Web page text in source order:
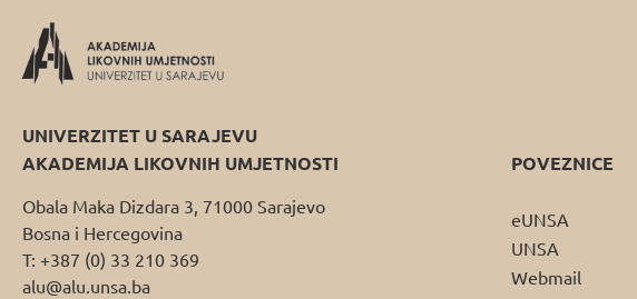
UNIVERZITET U SARAJEVU
AKADEMIJA LIKOVNIH UMJETNOSTI
Obala Maka Dizdara 3, 71000 Sarajevo
Bosna i Hercegovina
T: +387 (0) 33 210 369
alu@alu.unsa.ba
POVEZNICE
eUNSA
UNSA
Webmail